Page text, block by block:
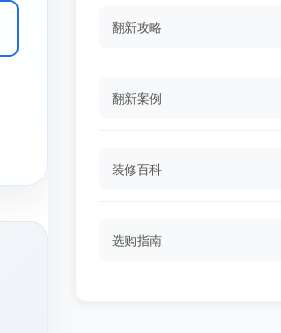
翻新攻略
翻新案例
装修百科
选购指南